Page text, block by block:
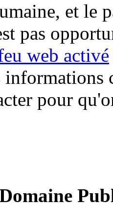
et le
pas
web activé
informations
pour